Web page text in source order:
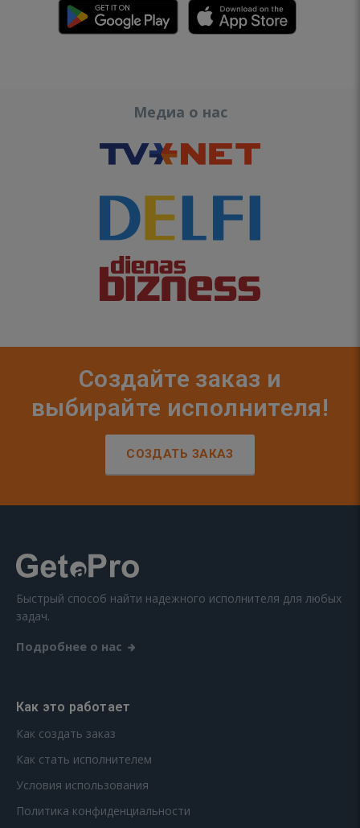
Медиа о нас
Создайте заказ и
выбирайте исполнителя!
СОЗДАТЬ ЗАКАЗ
Быстрый способ найти надежного исполнителя для любых
задач.
Подробнее о нас
Как это работает
Как создать заказ
Как стать исполнителем
Условия использования
Политика конфиденциальности